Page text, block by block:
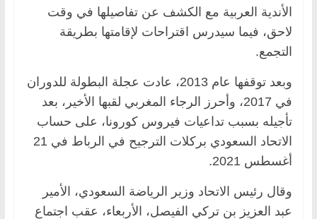
الأندية العربية مع الكشف عن تفاصيلها في وقت
لاحق، فيما سيدرس اقتراحات لإقامتها بطريقة
التجمع.
وبعد توقفها عام 2013، عادت عجلة البطولة للدوران
في 2017، وأحرز الرجاء المغربي لقبها الأخير، بعد
تأجيله بسبب تداعيات فيروس كورونا، على حساب
الاتحاد السعودي بركلات الترجيح في الرباط في 21
أغسطس 2021.
وقال رئيس الاتحاد وزير الرياضة السعودي، الأمير
عبد العزيز بن تركي الفيصل، الأربعاء، عقب اجتماع